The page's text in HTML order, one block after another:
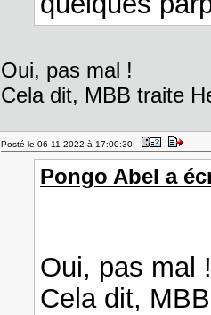
Oui, pas mal !
Cela dit, MBB traite
Posté le 06-11-2022 à 17:00:30
Pongo Abel a
Oui, pas mal
Cela dit,